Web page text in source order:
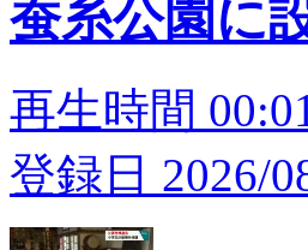
蚕糸公園
再生時間
登録日 2026/